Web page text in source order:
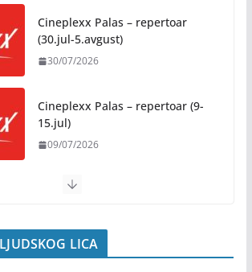
Rukotvorine u srcu grada:
Kočićevim danima
07/08/2026
Cineplexx Palas – repertoar
(30.jul-5.avgust)
30/07/2026
Cineplexx Palas – repertoar (9-
15.jul)
09/07/2026
LICA